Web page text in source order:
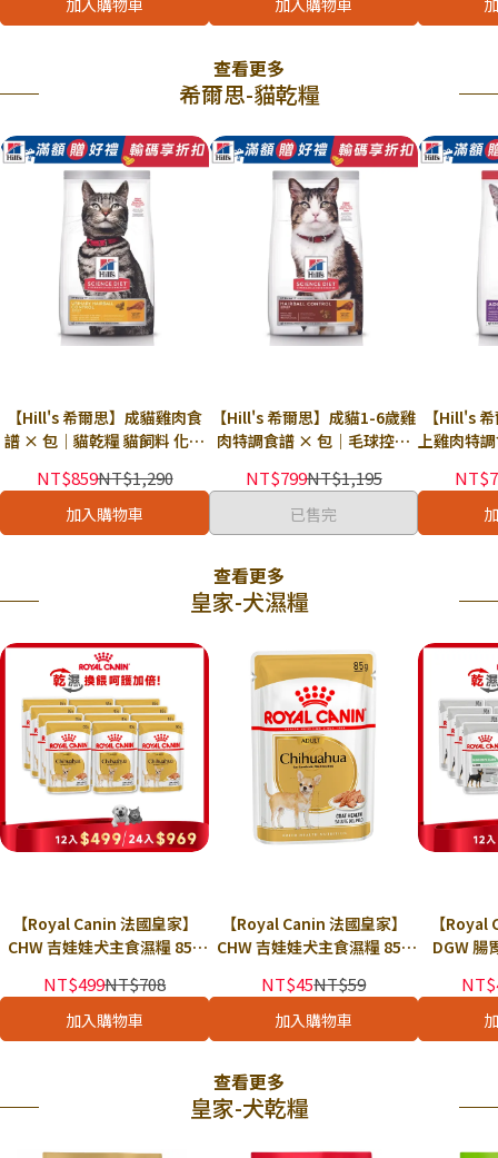
加入購物車 加入購物車
查看更多
希爾思-貓乾糧
【Hill's 希爾思】成貓雞肉食
譜 × 包｜貓乾糧 貓飼料 化毛
飼料
NT$859NT$1,290
加入購物車
【Hill's 希爾思】成貓1-6歲雞
肉特調食譜 × 包｜毛球控制
思貓飼料
NT$799NT$1,195
已售完
【Hill's
上雞肉特
用
查看更多
皇家-犬濕糧
【Royal Canin 法國皇家】
CHW 吉娃娃犬主食濕糧 85g
食罐 皇家犬濕糧｜歐洲進口
NT$499NT$708
加入購物車
【Royal Canin 法國皇家】
CHW 吉娃娃犬主食濕糧 85g
皇家犬濕糧｜歐洲進口
NT$45NT$59
加入購物車
【
DGW 腸
狗主食罐
查看更多
皇家-犬乾糧